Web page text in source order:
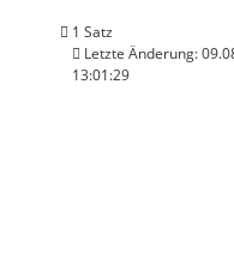
1 Satz
Letzte Änderung:
13:01:29